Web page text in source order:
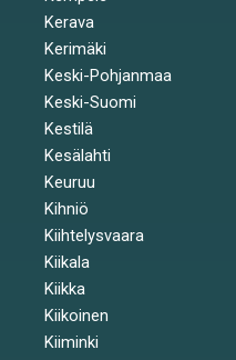
Kerava
Kerimäki
Keski-Pohjanmaa
Keski-Suomi
Kestilä
Kesälahti
Keuruu
Kihniö
Kiihtelysvaara
Kiikala
Kiikka
Kiikoinen
Kiiminki